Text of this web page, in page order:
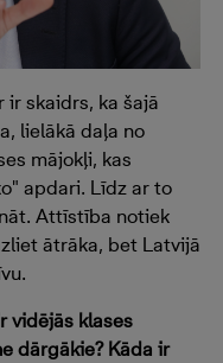
skaidrs, ka šajā
lielākā daļa no
mājokļi, kas
apdari. Līdz ar to
Attīstība notiek
ātrāka, bet Latvijā
vidējās klases
dārgākie? Kāda ir